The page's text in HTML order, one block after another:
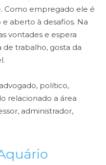
. Como empregado ele é
aberto à desafios. Na
vontades e espera
trabalho, gosta da
político,
relacionado a área
administrador,